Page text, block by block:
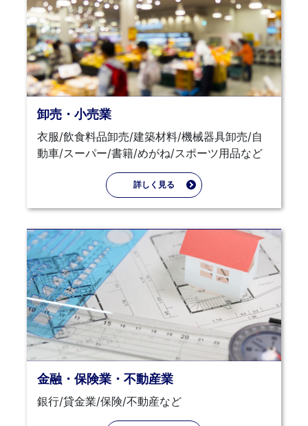
卸売・小売業
衣服/飲食料品卸売/建築材料/機械器具卸売/自
動車/スーパー/書籍/めがね/スポーツ用品など
詳しく見る
金融・保険業・不動産業
銀行/貸金業/保険/不動産など